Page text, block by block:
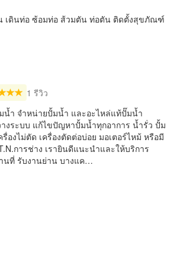
เดินท่อ ซ้อมท่อ ส้วมตัน ท่อตัน ติดตั้งสุขภัณฑ์
1 รีวิว
ำ จำหน่ายปั้มน้ำ และอะไหล่แท้ปั๊มน้ำ
งระบบ แก้ไขปัญหาปั้มน้ำทุกอาการ น้ำรั่ว ปั้ม
รื่องไม่ตัด เครื่องตัดต่อบ่อย มอเตอร์ไหม้ หรือมี
การช่าง เรายินดีแนะนำและให้บริการ
นที่ รับงานย่าน บางแค…